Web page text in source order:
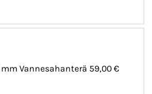
mm Vannesahanterä 59,00 €